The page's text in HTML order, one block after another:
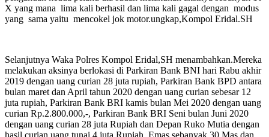
X yang mana lima kali berhasil dan lima kali gagal dengan modus
yang sama yaitu mencokel jok motor.ungkap,Kompol Eridal.SH
Selanjutnya Waka Polres Kompol Eridal,SH menambahkan.Mereka
melakukan aksinya berlokasi di Parkiran Bank BNI hari Rabu akhir
2019 dengan uang curian 28 juta rupiah, Parkiran Bank BPD antara
bulan maret dan April tahun 2020 dengan uang curian sebesar 12
juta rupiah, Parkiran Bank BRI kamis bulan Mei 2020 dengan uang
curian Rp.2.800.000,-, Parkiran Bank BRI Seni bulan Juni 2020
dengan uang curian 28 juta Rupiah dan Depan Ruko Mutia dengan
hasil curian uang tunai 4 juta Rupiah, Emas sebanyak.30 Mas dan